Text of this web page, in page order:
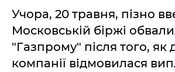
Учора, 20 травня, пізно
Московській біржі
"Газпрому" після того, як
компанії відмовилася